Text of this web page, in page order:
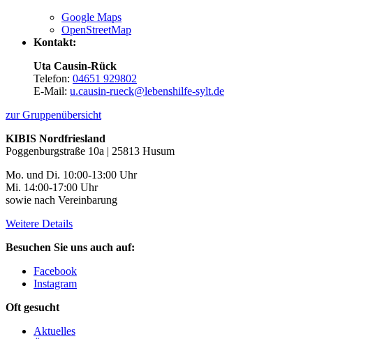
Google Maps
OpenStreetMap
Kontakt:
Uta Causin-Rück
Telefon: 04651 929802
E-Mail: u.causin-rueck@lebenshilfe-sylt.de
zur Gruppenübersicht
KIBIS Nordfriesland
Poggenburgstraße 10a | 25813 Husum
Mo. und Di. 10:00-13:00 Uhr
Mi. 14:00-17:00 Uhr
sowie nach Vereinbarung
Weitere Details
Besuchen Sie uns auch auf:
Facebook
Instagram
Oft gesucht
Aktuelles